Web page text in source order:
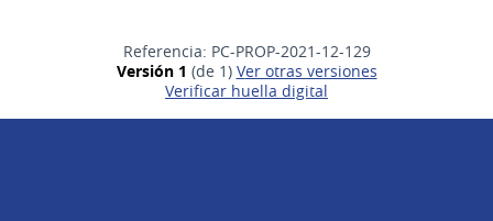
Referencia: PC-PROP-2021-12-129
Versión 1 (de 1)
ver otras versiones
Verificar huella digital